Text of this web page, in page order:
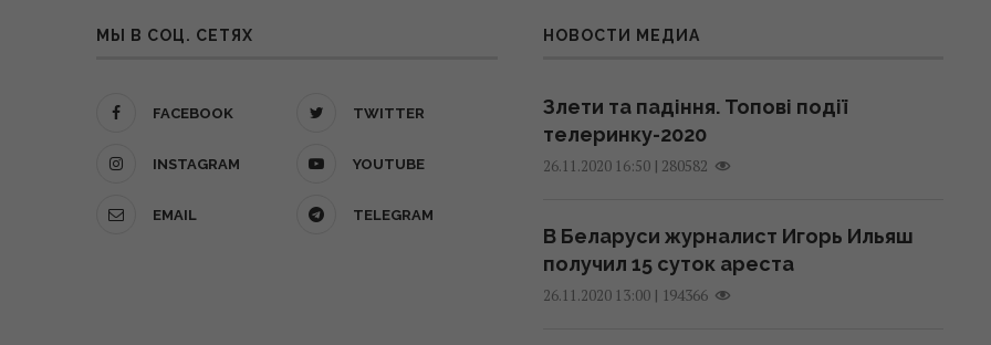
МЫ В СОЦ. СЕТЯХ
FACEBOOK TWITTER
INSTAGRAM YOUTUBE
EMAIL TELEGRAM
НОВОСТИ МЕДИА
Злети та падіння. Топові події
телеринку-2020
26.11.2020 16:50| 280582
В Беларуси журналист Игорь Ильяш
получил 15 суток ареста
26.11.2020 13:00| 194366